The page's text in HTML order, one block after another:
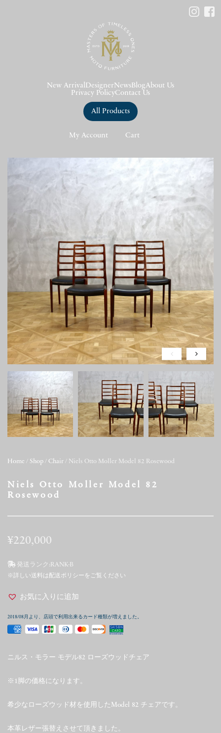
New Arrival DesignerNews BlogAbout Us
Privacy PolicyContact Us
All Products
My Account Cart
Home / Shop / Chair / Niels Otto Moller Model 82 Rosewood
Niels Otto Moller Model 82
Rosewood
¥220,000
発送ランク: RANK-B
※詳しい送料は配送ポリシーをご覧ください
お気に入りに追加
2018/08月より、店頭で利用出来るカード種類が増えました。
ニルス・モラー モデル82 ローズウッドチェア
※1脚の価格になります。
希少なローズウッド材を使用したModel 82 チェアです。
本革レザー張替えさせて頂きました。